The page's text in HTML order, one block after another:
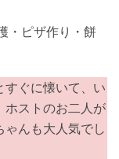
・ピザ作り・餅
すぐに懐いて、い
ホストのお二人が
んも大人気でし